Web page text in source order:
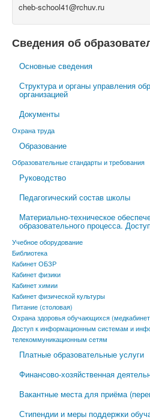
cheb-school41@rchuv.ru
Сведения об
Основные сведения
Структура и органы управления
организацией
Документы
Охрана труда
Образование
Образовательные стандарты и требования
Руководство
Педагогический состав школы
Материально-техническое
образовательного процесса.
Учебное оборудование
Библиотека
Кабинет ОБЗР
Кабинет физики
Кабинет химии
Кабинет физической культуры
Питание (столовая)
Охрана здоровья обучающихся
Доступ к информационным системам и
телекоммуникационным сетям
Платные образовательные услуги
Финансово-хозяйственная
Вакантные места для приёма
Стипендии и меры поддержки